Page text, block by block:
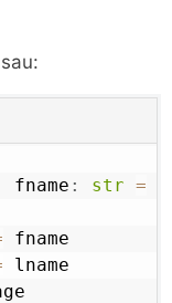
fname : str =
fname
lname